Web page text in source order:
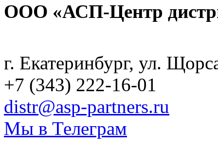
ООО «АСП-Центр
г. Екатеринбург, ул.
+7 (343) 222-16-01
distr@asp-partners.ru
Мы в Телеграм